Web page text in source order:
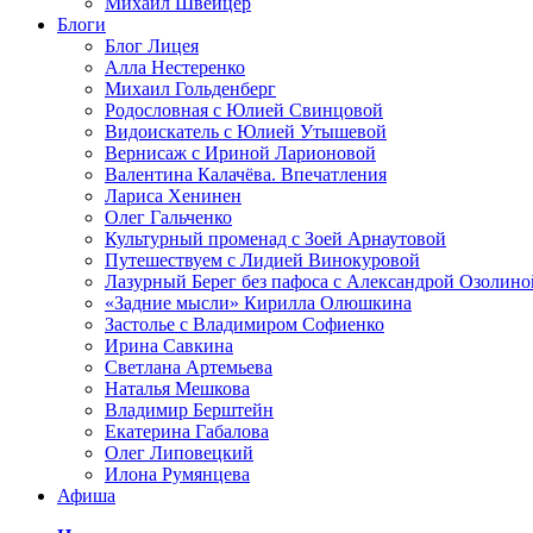
Блоги
Блог Лицея
Алла Нестеренко
Михаил Гольденберг
Родословная с Юлией Свинцовой
Видоискатель с Юлией Утышевой
Вернисаж с Ириной Ларионовой
Валентина Калачёва. Впечатления
Лариса Хенинен
Олег Гальченко
Культурный променад с Зоей Арнаутовой
Путешествуем с Лидией Винокуровой
Лазурный Берег без пафоса с Александрой
«Задние мысли» Кирилла Олюшкина
Застолье с Владимиром Софиенко
Ирина Савкина
Светлана Артемьева
Наталья Мешкова
Владимир Берштейн
Екатерина Габалова
Олег Липовецкий
Илона Румянцева
Афиша